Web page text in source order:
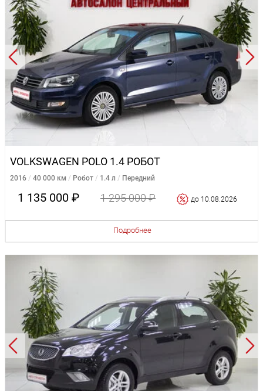
VOLKSWAGEN POLO 1.4 РОБОТ
2016 40 000 км Робот 1.4 л Передний
1 135 000 ₽ 1 295 000 ₽ до 10.08.2026
Подробнее